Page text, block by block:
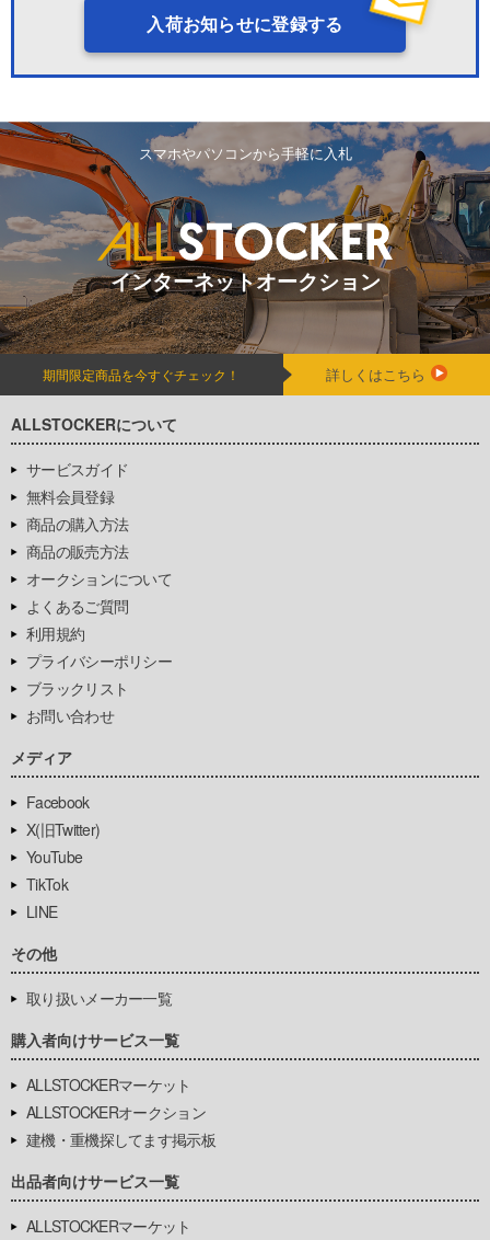
入荷お知らせに登録する
スマホやパソコンから手軽に入札
インターネットオークション
期間限定商品を今すぐチェック！ 詳しくはこちら
ALLSTOCKERについて
サービスガイド
無料会員登録
商品の購入方法
商品の販売方法
オークションについて
よくあるご質問
利用規約
プライバシーポリシー
ブラックリスト
お問い合わせ
メディア
Facebook
X(旧Twitter)
YouTube
TikTok
LINE
その他
取り扱いメーカー一覧
購入者向けサービス一覧
ALLSTOCKERマーケット
ALLSTOCKERオークション
建機・重機探してます掲示板
出品者向けサービス一覧
ALLSTOCKERマーケット